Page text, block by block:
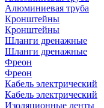
Алюминиевая труба
Кронштейны
Кронштейны
Шланги дренажные
Шланги дренажные
Фреон
Фреон
Кабель электрический
Кабель электрический
Изоляционные ленты